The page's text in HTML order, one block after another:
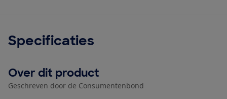
Specificaties
Over dit product
Geschreven door de Consumentenbond